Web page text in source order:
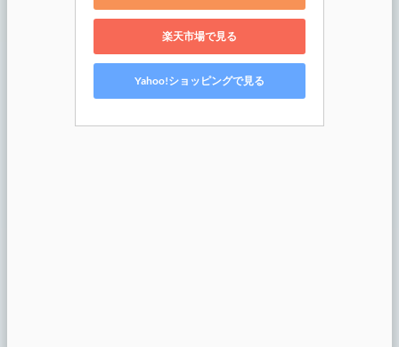
楽天市場で見る
Yahoo!ショッピングで見る